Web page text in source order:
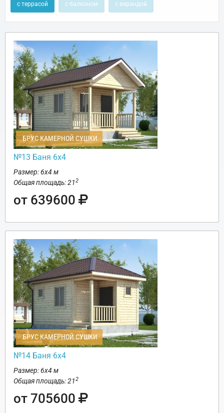
с террасой с балконом с верандой
БРУС КАМЕРНОЙ СУШКИ
№13 Баня 6х4
Размер: 6х4 м
Общая площадь: 212
от 639600
БРУС КАМЕРНОЙ СУШКИ
№14 Баня 6х4
Размер: 6х4 м
Общая площадь: 212
от 705600